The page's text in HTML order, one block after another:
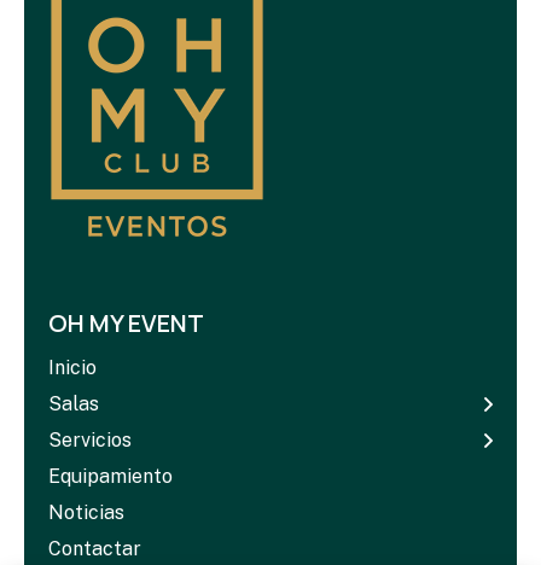
OH MY EVENT
Inicio
Salas
Servicios
Equipamiento
Noticias
Contactar